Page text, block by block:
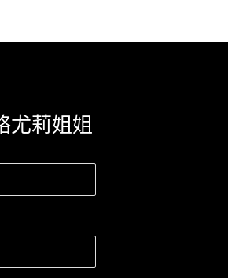
尤莉姐姐